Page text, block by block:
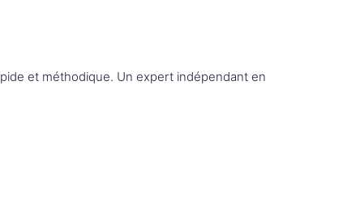
et méthodique. Un expert indépendant en